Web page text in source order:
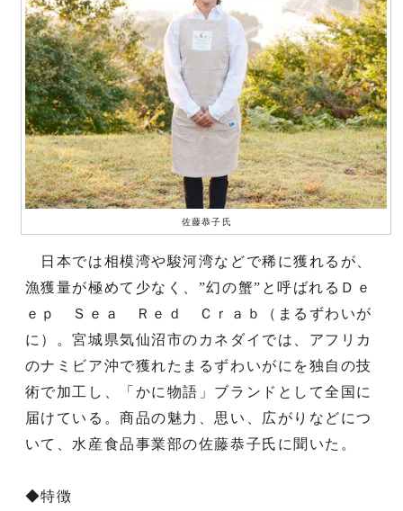
佐藤恭子氏
日本では相模湾や駿河湾などで稀に獲れるが、
漁獲量が極めて少なく、”幻の蟹”と呼ばれるＤｅ
ｅｐ Ｓｅａ Ｒｅｄ Ｃｒａｂ（まるずわいが
に）。宮城県気仙沼市のカネダイでは、アフリカ
のナミビア沖で獲れたまるずわいがにを独自の技
術で加工し、「かに物語」ブランドとして全国に
届けている。商品の魅力、思い、広がりなどにつ
いて、水産食品事業部の佐藤恭子氏に聞いた。
◆特徴